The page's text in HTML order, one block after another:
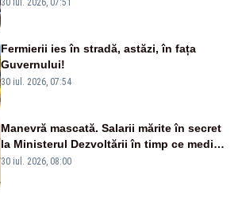
Fermierii ies în stradă, astăzi, în fața
Guvernului!
30 iul. 2026, 07:54
Manevră mascată. Salarii mărite în secret
la Ministerul Dezvoltării în timp ce medicii
ies în stradă
30 iul. 2026, 08:00